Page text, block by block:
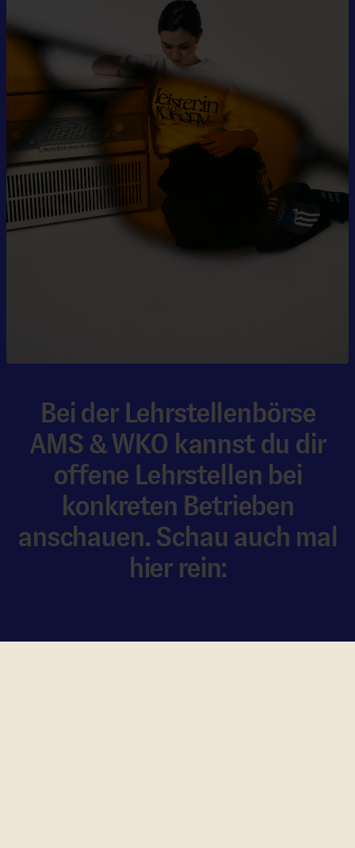
Bei der Lehrstellenbörse
AMS & WKO kannst du dir
offene Lehrstellen bei
konkreten Betrieben
anschauen. Schau auch mal
hier rein: